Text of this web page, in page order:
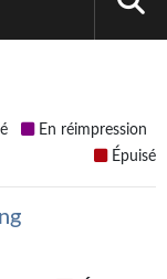
En réimpression
Épuisé